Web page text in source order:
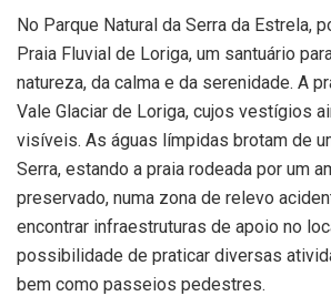
No Parque Natural da Serra da Estrela,
Praia Fluvial de Loriga, um santuário
natureza, da calma e da serenidade. A
Vale Glaciar de Loriga, cujos vestígios
visíveis. As águas límpidas brotam de
Serra, estando a praia rodeada por um
preservado, numa zona de relevo
encontrar infraestruturas de apoio no
possibilidade de praticar diversas
bem como passeios pedestres.